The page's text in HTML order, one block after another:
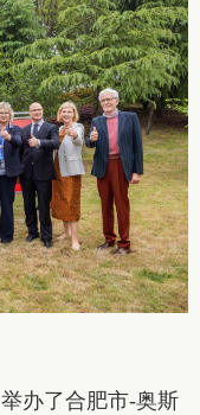
办了合肥市-奥斯